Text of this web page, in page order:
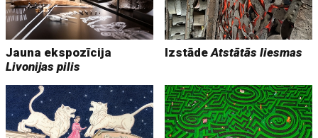
Jauna ekspozīcija
Livonijas pilis
IzstādeAtstātās liesmas